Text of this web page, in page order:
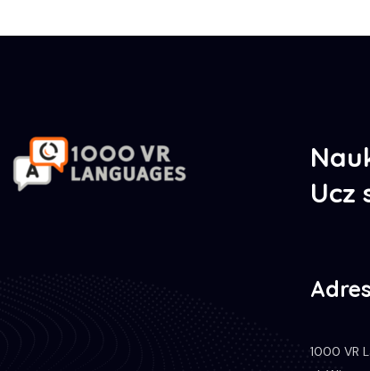
Ucz
Adres
1000 VR